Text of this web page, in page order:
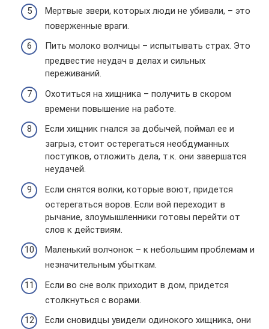
Мертвые звери, которых люди не убивали, – это
поверженные враги.
Пить молоко волчицы – испытывать страх. Это
предвестие неудач в делах и сильных
переживаний.
Охотиться на хищника – получить в скором
времени повышение на работе.
Если хищник гнался за добычей, поймал ее и
загрыз, стоит остерегаться необдуманных
поступков, отложить дела, т.к. они завершатся
неудачей.
Если снятся волки, которые воют, придется
остерегаться воров. Если вой переходит в
рычание, злоумышленники готовы перейти от
слов к действиям.
Маленький волчонок – к небольшим проблемам и
незначительным убыткам.
Если во сне волк приходит в дом, придется
столкнуться с ворами.
Если сновидцы увидели одинокого хищника, они